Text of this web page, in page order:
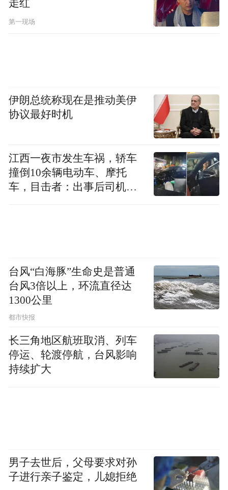
走红
第一现场
伊朗总统称现在是推动美伊
协议最好时机
江西一夜市发生车祸，轿车
撞倒10余辆电动车、摩托
车，目击者：出事后司机一
台风“白海豚”生命史是普通
台风3倍以上，环流直径达
1300公里
都市快报
长三角地区航班取消、列车
停运、轮渡停航，台风影响
持续扩大
男子去世后，父母要求对孙
子进行亲子鉴定，儿媳拒绝